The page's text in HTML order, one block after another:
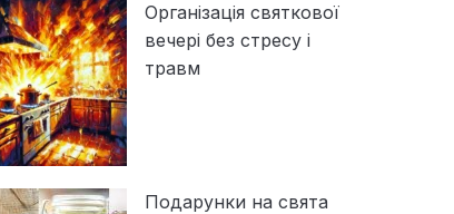
Організація святкової
вечері без стресу і
травм
Подарунки на свята